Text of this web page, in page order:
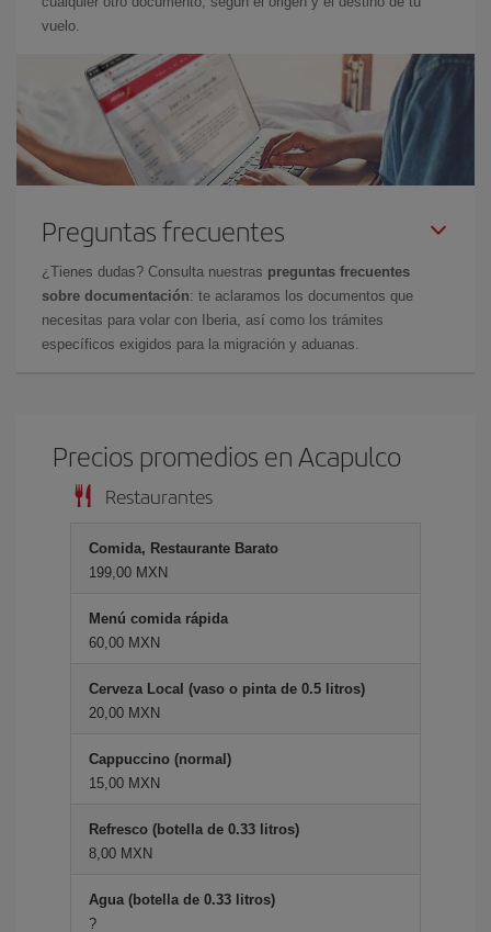
vuelo.
Preguntas frecuentes
¿Tienes dudas? Consulta nuestras preguntas frecuentes
sobre documentación: te aclaramos los documentos que
necesitas para volar con Iberia, así como los trámites
específicos exigidos para la migración y aduanas.
Precios promedios en Acapulco
Restaurantes
Comida, Restaurante Barato
199,00 MXN
Menú comida rápida
60,00 MXN
Cerveza Local (vaso o pinta de 0.5 litros)
20,00 MXN
Cappuccino (normal)
15,00 MXN
Refresco (botella de 0.33 litros)
8,00 MXN
Agua (botella de 0.33 litros)
?